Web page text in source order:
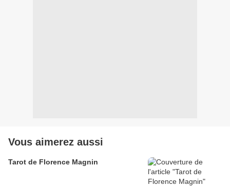
Vous aimerez aussi
Tarot de Florence Magnin